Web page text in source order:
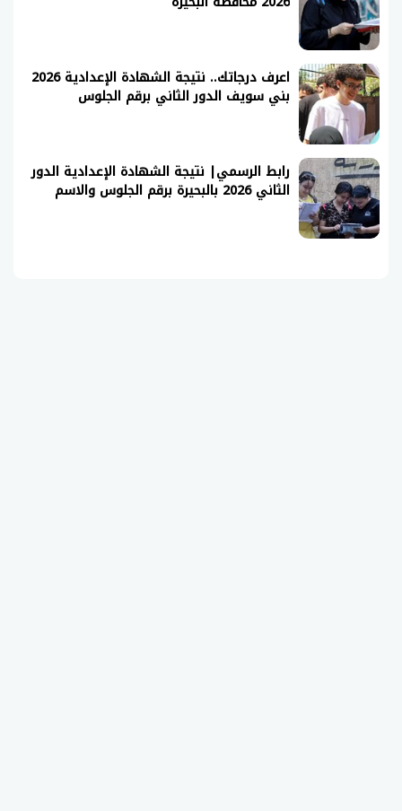
اعرف درجاتك.. نتيجة الشهادة الإعدادية 2026
بني سويف الدور الثاني برقم الجلوس
رابط الرسمي| نتيجة الشهادة الإعدادية الدور
الثاني 2026 بالبحيرة برقم الجلوس والاسم